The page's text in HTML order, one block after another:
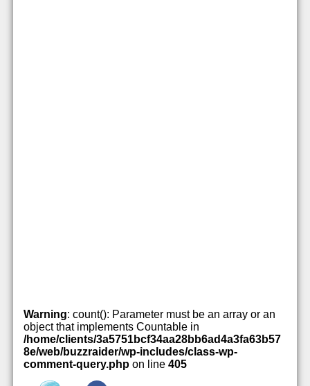
Warning: count(): Parameter must be an array or an
object that implements Countable in
/home/clients/3a5751bcf34aa28bb6ad4a3fa63b57
8e/web/buzzraider/wp-includes/class-wp-
comment-query.php on line 405